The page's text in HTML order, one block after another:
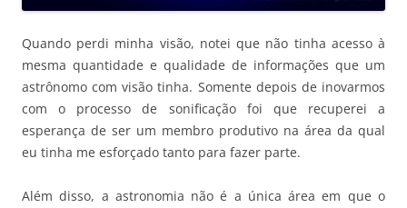
Quando perdi minha visão, notei que não tinha acesso à
mesma quantidade e qualidade de informações que um
astrônomo com visão tinha. Somente depois de inovarmos
com o processo de sonificação foi que recuperei a
esperança de ser um membro produtivo na área da qual
eu tinha me esforçado tanto para fazer parte.
Além disso, a astronomia não é a única área em que o